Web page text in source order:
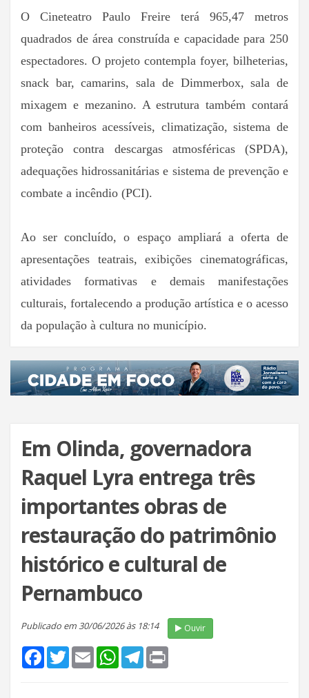
O Cineteatro Paulo Freire terá 965,47 metros
quadrados de área construída e capacidade para 250
espectadores. O projeto contempla foyer, bilheterias,
snack bar, camarins, sala de Dimmerbox, sala de
mixagem e mezanino. A estrutura também contará
com banheiros acessíveis, climatização, sistema de
proteção contra descargas atmosféricas (SPDA),
adequações hidrossanitárias e sistema de prevenção e
combate a incêndio (PCI).
Ao ser concluído, o espaço ampliará a oferta de
apresentações teatrais, exibições cinematográficas,
atividades formativas e demais manifestações
culturais, fortalecendo a produção artística e o acesso
da população à cultura no município.
Em Olinda, governadora
Raquel Lyra entrega três
importantes obras de
restauração do patrimônio
histórico e cultural de
Pernambuco
Publicado em 30/06/2026 às 18:14 Ouvir
FacebookTwitterEmail WhatsAppTelegram